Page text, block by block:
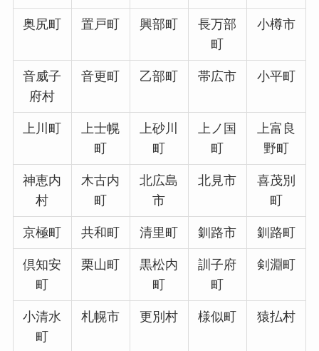
奥尻町 置戸町 興部町
長万部
町
小樽市
音威子
府村
音更町 乙部町 帯広市 小平町
上川町
上士幌
町
上砂川
町
上ノ国
町
上富良
野町
神恵内
村
木古内
町
北広島
市
北見市
喜茂別
町
京極町 共和町 清里町 釧路市 釧路町
倶知安
町
栗山町
黒松内
町
訓子府
町
剣淵町
小清水
町
札幌市 更別村 様似町 猿払村